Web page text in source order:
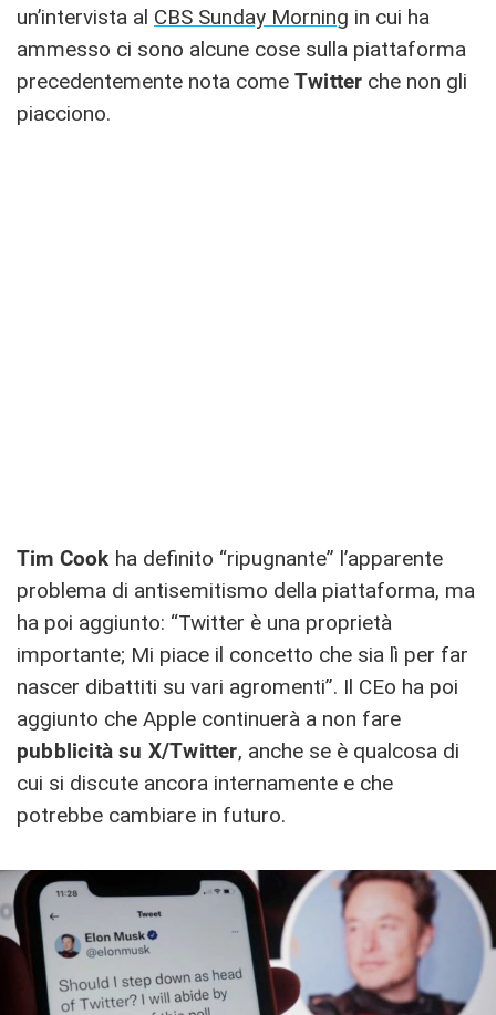
un’intervista al CBS Sunday Morning in cui ha
ammesso ci sono alcune cose sulla piattaforma
precedentemente nota come Twitter che non gli
piacciono.
Tim Cook ha definito “ripugnante” l’apparente
problema di antisemitismo della piattaforma, ma
ha poi aggiunto: “Twitter è una proprietà
importante; Mi piace il concetto che sia lì per far
nascer dibattiti su vari agromenti”. Il CEo ha poi
aggiunto che Apple continuerà a non fare
pubblicità su X/Twitter, anche se è qualcosa di
cui si discute ancora internamente e che
potrebbe cambiare in futuro.